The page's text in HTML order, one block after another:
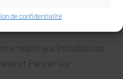
de confidentialité
relatif aux installations
et Parc er Vor